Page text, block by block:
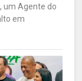
um Agente do
em